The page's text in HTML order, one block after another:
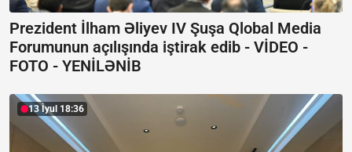
Prezident İlham Əliyev IV Şuşa Qlobal Media
Forumunun açılışında iştirak edib - VİDEO -
FOTO - YENİLƏNİB
13 İyul 18:36